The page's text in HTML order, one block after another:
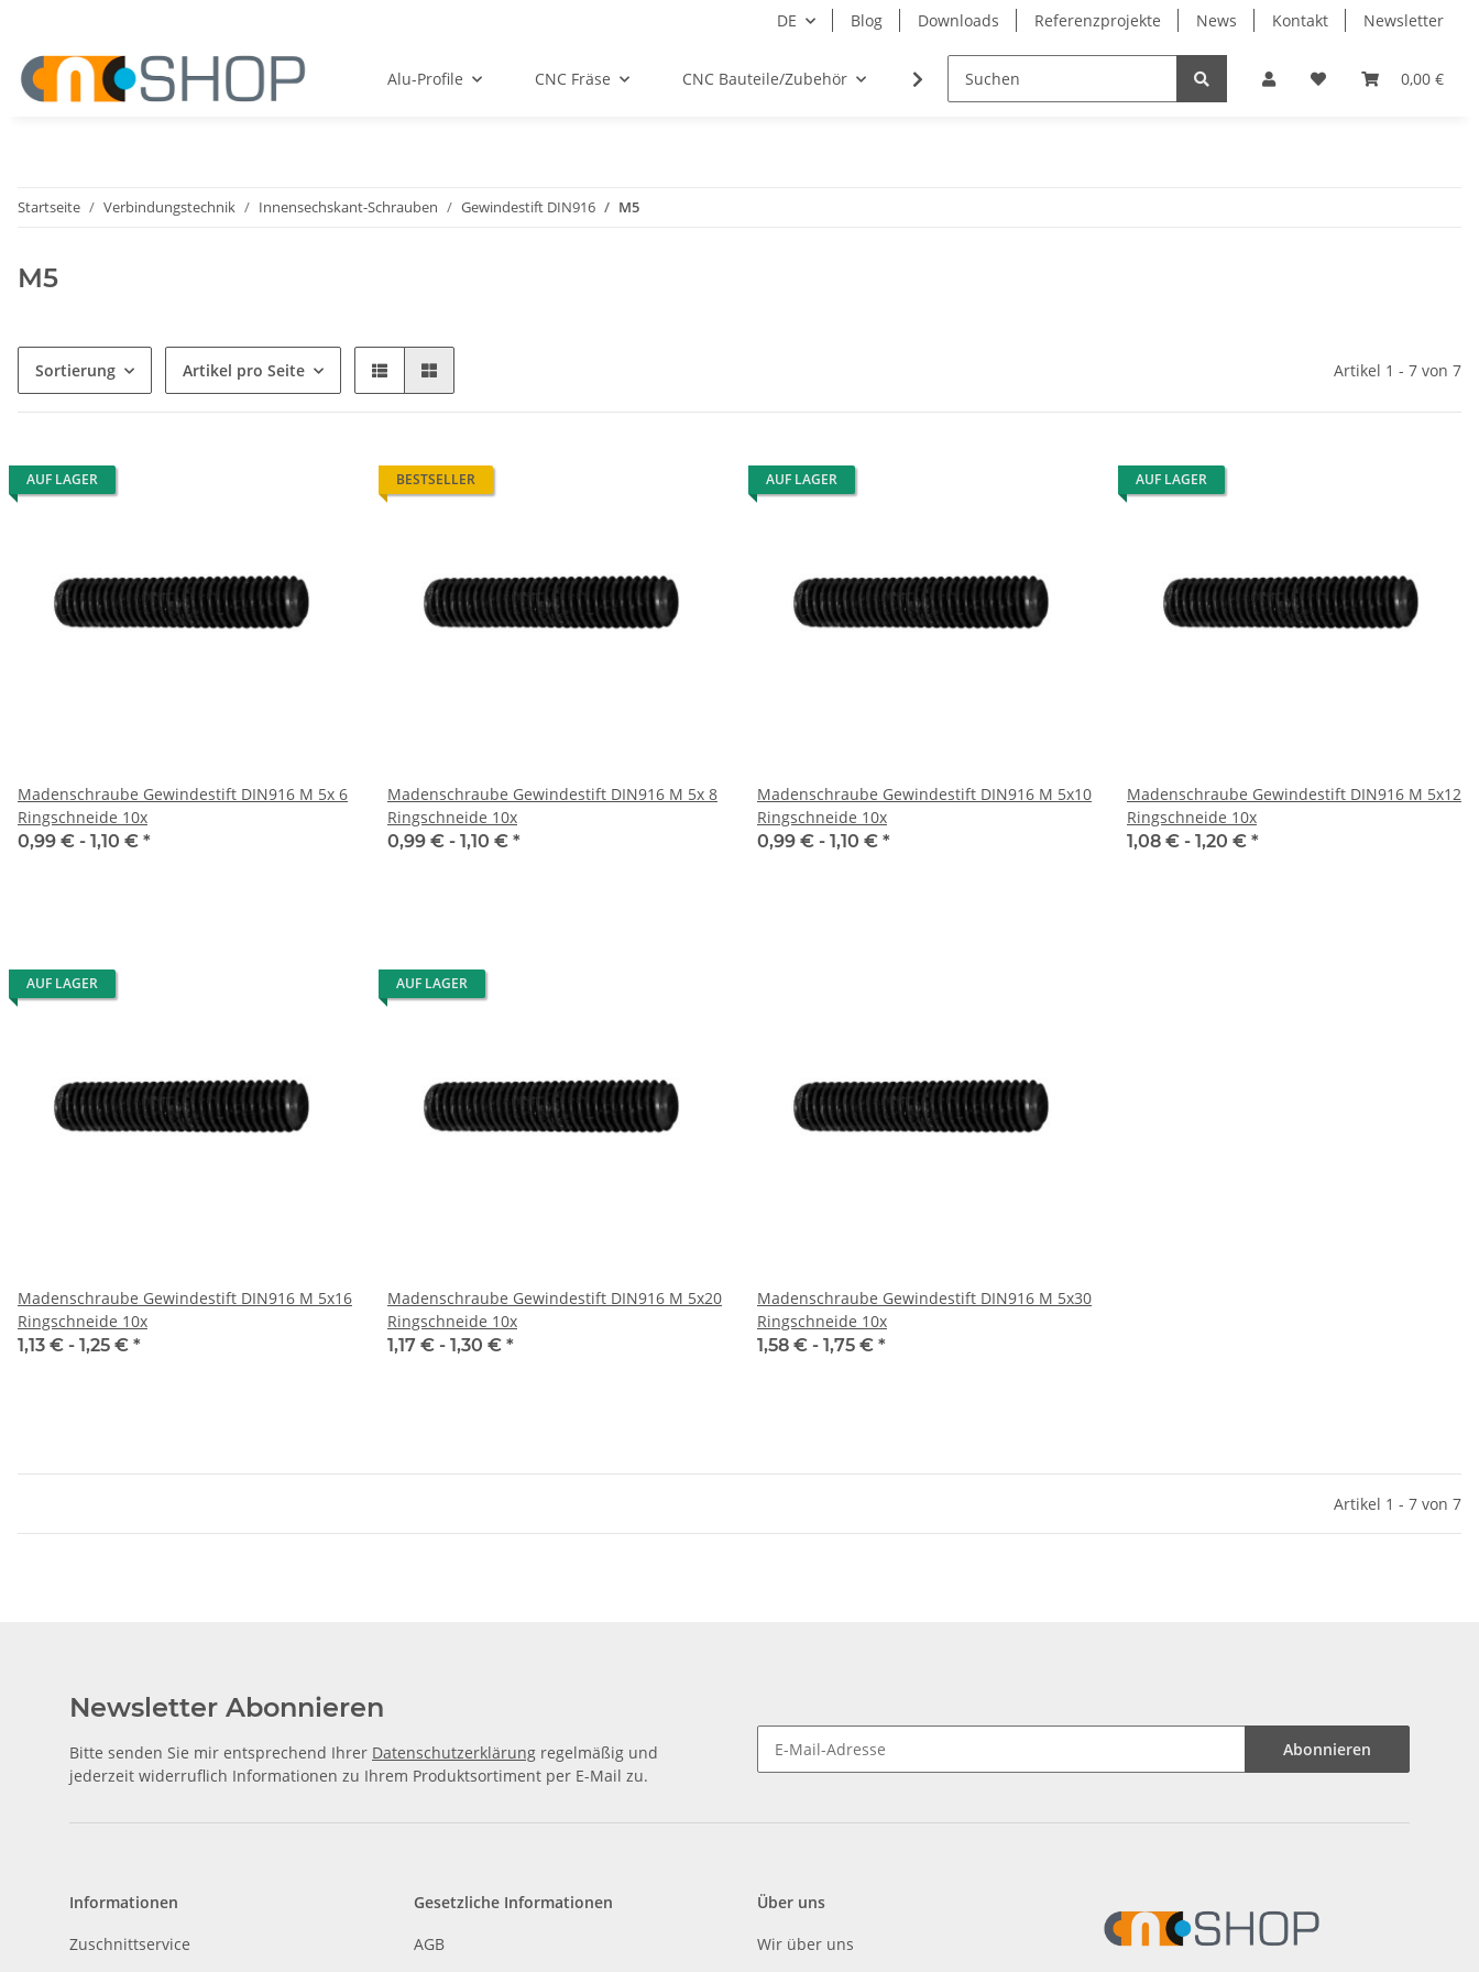
DE Blog Downloads Referenzprojekte News Kontakt Newsletter
0,00 €
Alu-Profile CNC Fräse CNC Bauteile/Zubehör Elektro Lagertechnik Lineartechnik
Startseite Verbindungstechnik Innensechskant-Schrauben Gewindestift DIN916 M5
M5
Sortierung Artikel pro Seite Artikel 1 - 7 von 7
AUF LAGER
Madenschraube Gewindestift DIN916 M 5x 6
Ringschneide 10x
0,99 € - 1,10 € *
BESTSELLER
Madenschraube Gewindestift DIN916 M 5x 8
Ringschneide 10x
0,99 € - 1,10 € *
AUF LAGER
Madenschraube Gewindestift DIN916 M 5x10
Ringschneide 10x
0,99 € - 1,10 € *
AUF LAGER
Madenschraube Gewindestift DIN916 M 5x12
Ringschneide 10x
1,08 € - 1,20 € *
AUF LAGER
Madenschraube Gewindestift DIN916 M 5x16
Ringschneide 10x
1,13 € - 1,25 € *
AUF LAGER
Madenschraube Gewindestift DIN916 M 5x20
Ringschneide 10x
1,17 € - 1,30 € *
Madenschraube Gewindestift DIN916 M 5x30
Ringschneide 10x
1,58 € - 1,75 € *
Artikel 1 - 7 von 7
Newsletter Abonnieren
Bitte senden Sie mir entsprechend Ihrer Datenschutzerklärung regelmäßig und
jederzeit widerruflich Informationen zu Ihrem Produktsortiment per E-Mail zu.
Abonnieren
Informationen
Zuschnittservice
Gesetzliche Informationen
AGB
Über uns
Wir über uns